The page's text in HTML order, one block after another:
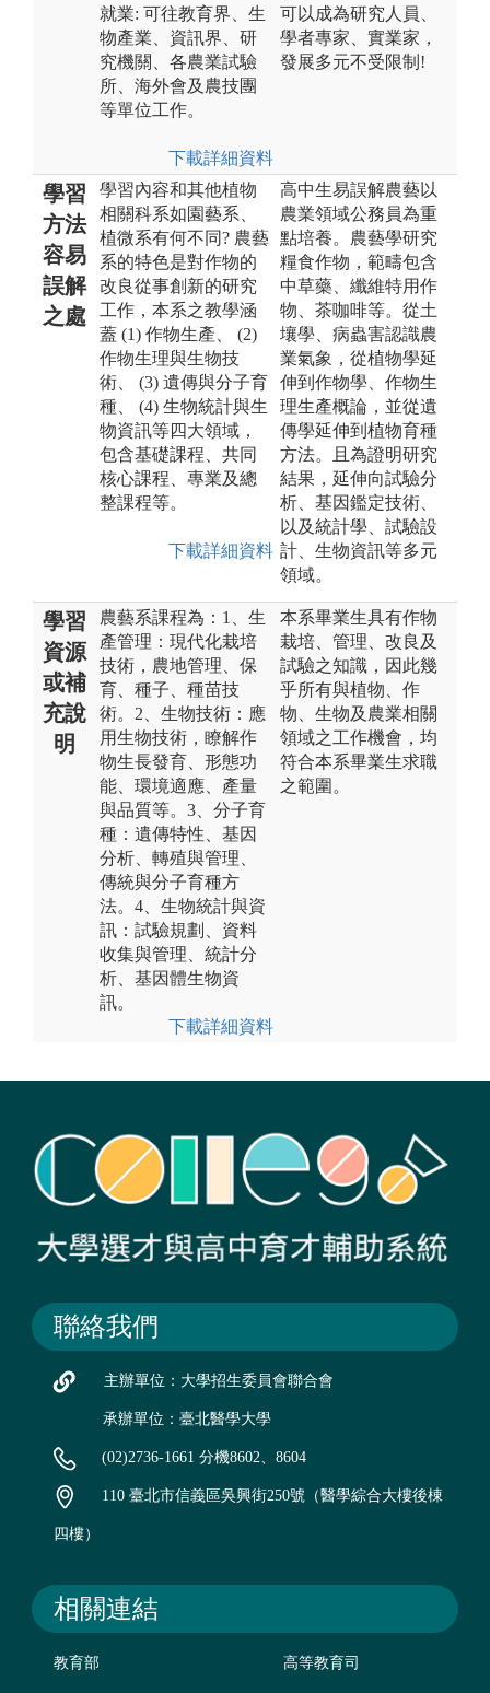
就業: 可往教育界、生
物產業、資訊界、研
究機關、各農業試驗
所、海外會及農技團
等單位工作。
下載詳細資料
可以成為研究人員、
學者專家、實業家，
發展多元不受限制!
學習
方法
容易
誤解
之處
學習內容和其他植物
相關科系如園藝系、
植微系有何不同? 農藝
系的特色是對作物的
改良從事創新的研究
工作，本系之教學涵
蓋 (1) 作物生產、 (2)
作物生理與生物技
術、 (3) 遺傳與分子育
種、 (4) 生物統計與生
物資訊等四大領域，
包含基礎課程、共同
核心課程、專業及總
整課程等。
下載詳細資料
高中生易誤解農藝以
農業領域公務員為重
點培養。農藝學研究
糧食作物，範疇包含
中草藥、纖維特用作
物、茶咖啡等。從土
壤學、病蟲害認識農
業氣象，從植物學延
伸到作物學、作物生
理生產概論，並從遺
傳學延伸到植物育種
方法。且為證明研究
結果，延伸向試驗分
析、基因鑑定技術、
以及統計學、試驗設
計、生物資訊等多元
領域。
學習
資源
或補
充說
明
農藝系課程為：1、生
產管理：現代化栽培
技術，農地管理、保
育、種子、種苗技
術。2、生物技術：應
用生物技術，瞭解作
物生長發育、形態功
能、環境適應、產量
與品質等。3、分子育
種：遺傳特性、基因
分析、轉殖與管理、
傳統與分子育種方
法。4、生物統計與資
訊：試驗規劃、資料
收集與管理、統計分
析、基因體生物資
訊。
下載詳細資料
本系畢業生具有作物
栽培、管理、改良及
試驗之知識，因此幾
乎所有與植物、作
物、生物及農業相關
領域之工作機會，均
符合本系畢業生求職
之範圍。
聯絡我們
主辦單位：大學招生委員會聯合會
承辦單位：臺北醫學大學
(02)2736-1661 分機8602、8604
110 臺北市信義區吳興街250號（醫學綜合大樓後棟
四樓）
相關連結
教育部 高等教育司